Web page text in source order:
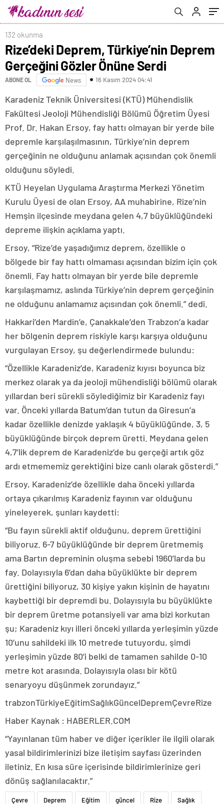
132 okunma
Rize’deki Deprem, Türkiye’nin Deprem
Gerçeğini Gözler Önüne Serdi
ABONE OL News 16 Kasım 2024 04:41
Karadeniz Teknik Üniversitesi (KTÜ) Mühendislik
Fakültesi Jeoloji Mühendisliği Bölümü Öğretim Üyesi
Prof. Dr. Hakan Ersoy, fay hattı olmayan bir yerde bile
depremle karşılaşılmasının, Türkiye’nin deprem
gerçeğinin ne olduğunu anlamak açısından çok önemli
olduğunu söyledi.
KTÜ Heyelan Uygulama Araştırma Merkezi Yönetim
Kurulu Üyesi de olan Ersoy, AA muhabirine, Rize’nin
Hemşin ilçesinde meydana gelen 4,7 büyüklüğündeki
depreme ilişkin açıklama yaptı.
Ersoy, “Rize’de yaşadığımız deprem, özellikle o
bölgede bir fay hattı olmaması açısından bizim için çok
önemli. Fay hattı olmayan bir yerde bile depremle
karşılaşmamız, aslında Türkiye’nin deprem gerçeğinin
ne olduğunu anlamamız açısından çok önemli.” dedi.
Hakkari’den Mardin’e, Çanakkale’den Trabzon’a kadar
her bölgenin deprem riskiyle karşı karşıya olduğunu
vurgulayan Ersoy, şu değerlendirmede bulundu:
“Özellikle Karadeniz’de, Karadeniz kıyısı boyunca biz
merkez olarak ya da jeoloji mühendisliği bölümü olarak
yıllardan beri sürekli söylediğimiz bir Karadeniz fayı
var. Önceki yıllarda Batum’dan tutun da Giresun’a
kadar özellikle denizde yaklaşık 4 büyüklüğünde, 3, 5
büyüklüğünde birçok deprem üretti. Meydana gelen
4,7’lik deprem de Karadeniz’de bu gerçeği artık göz
ardı etmememiz gerektiğini bize canlı olarak gösterdi.”
Ersoy, Karadeniz’de özellikle daha önceki yıllarda
ortaya çıkarılmış Karadeniz fayının var olduğunu
yineleyerek, şunları kaydetti:
“Bu fayın sürekli aktif olduğunu, deprem ürettiğini
biliyoruz. 6-7 büyüklüğünde bir deprem üretmemiş
ama Bartın depreminin oluşma sebebi 1960’larda bu
fay. Dolayısıyla 6’dan daha büyüklükte bir deprem
ürettiğini biliyoruz, 30 kişiye yakın kişinin de hayatını
kaybettiği bir depremdi bu. Dolayısıyla bu büyüklükte
bir deprem üretme potansiyeli var ama bizi korkutan
şu; Karadeniz kıyı illeri önceki yıllarda yerleşimin yüzde
10’unu sahildeki ilk 10 metrede tutuyordu, şimdi
yerleşimin yüzde 80’i belki de tamamen sahilde 0-10
metre kot arasında. Dolayısıyla olası bir kötü
senaryoyu düşünmek zorundayız.”
trabzonTürkiyeEğitimSağlıkGüncelDepremÇevreRize
Haber Kaynak : HABERLER.COM
“Yayınlanan tüm haber ve diğer içerikler ile ilgili olarak
yasal bildirimlerinizi bize iletişim sayfası üzerinden
iletiniz. En kısa süre içerisinde bildirimlerinize geri
dönüş sağlanılacaktır.”
Çevre Deprem Eğitim güncel Rize Sağlık